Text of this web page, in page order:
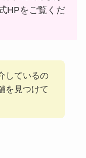
HPをご覧くだ
しているの
を見つけて